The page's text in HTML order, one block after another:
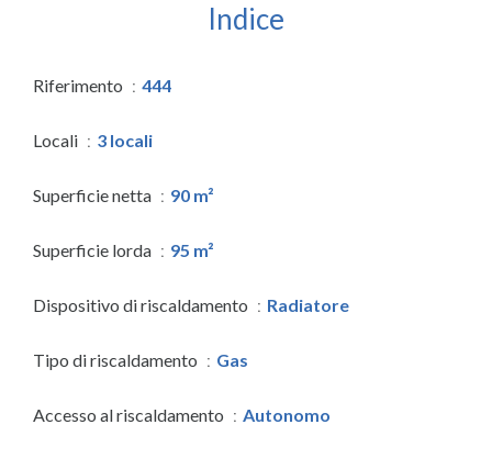
Indice
Riferimento 444
Locali 3 locali
Superficie netta 90 m²
Superficie lorda 95 m²
Dispositivo di riscaldamento Radiatore
Tipo di riscaldamento Gas
Accesso al riscaldamento Autonomo